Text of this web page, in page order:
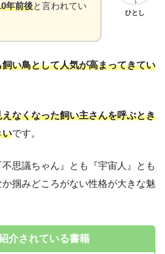
ひとし
年前後と言われてい
飼い鳥として人気が高まってきてい
えなくなった飼い主さんを呼ぶとき
いです。
思議ちゃん』とも『宇宙人』とも
掴みどころがない性格が大きな魅
介されている書籍